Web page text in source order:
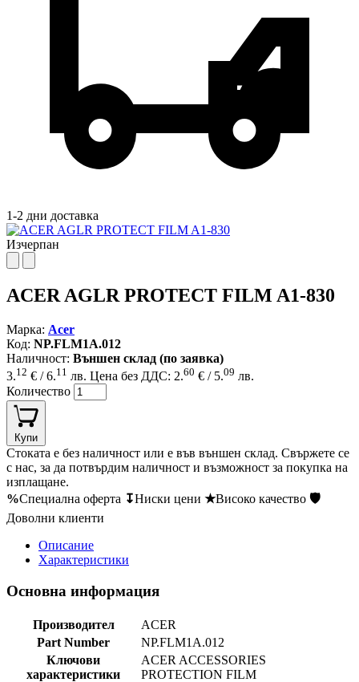
1-2 дни доставка
Изчерпан
ACER AGLR PROTECT FILM A1-830
Марка: Acer
Код: NP.FLM1A.012
Наличност: Външен склад (по заявка)
3.12 € / 6.11 лв. Цена без ДДС: 2.60 € / 5.09 лв.
Количество
Купи
Стоката е без наличност или е във външен склад. Свържете се
с нас, за да потвърдим наличност и възможност за покупка на
изплащане.
%Специална оферта ↧Ниски цени ★Високо качество 🛡
Доволни клиенти
Описание
Характеристики
Основна информация
Производител
ACER
Part Number
NP.FLM1A.012
Ключови
характеристики
ACER ACCESSORIES
PROTECTION FILM